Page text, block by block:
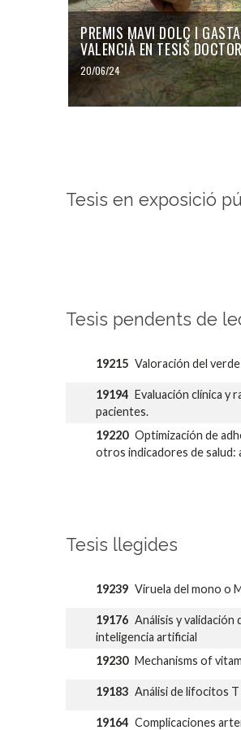
PREMIS MAVI DOLÇ I
VALENCIÀ EN TESIS
20/06/24
Tesis en exposició
Tesis pendents de
19215 Valoración del
19194 Evaluación clínica y
pacientes.
19220 Optimización de
otros indicadores de salud:
Tesis llegides
19239 Viruela del mono o
19176 Análisis y
inteligencia artificial
19230 Mechanisms of
19183 Análisi de lifocitos
19164 Complicaciones